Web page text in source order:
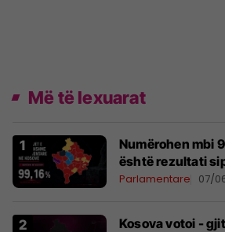
Më të lexuarat
Numërohen mbi
është rezultati
Parlamentare 07/
Kosova votoi -